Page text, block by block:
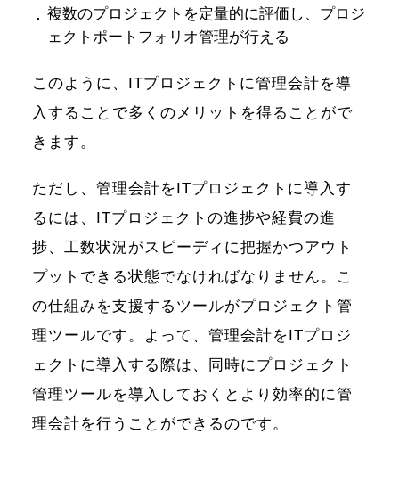
複数のプロジェクトを定量的に評価し、プロジ
ェクトポートフォリオ管理が行える
このように、ITプロジェクトに管理会計を導
入することで多くのメリットを得ることがで
きます。
ただし、管理会計をITプロジェクトに導入す
るには、ITプロジェクトの進捗や経費の進
捗、工数状況がスピーディに把握かつアウト
プットできる状態でなければなりません。こ
の仕組みを支援するツールがプロジェクト管
理ツールです。よって、管理会計をITプロジ
ェクトに導入する際は、同時にプロジェクト
管理ツールを導入しておくとより効率的に管
理会計を行うことができるのです。